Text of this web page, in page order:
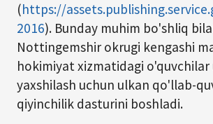
(https://
2016). Bunday muhim bo'shliq
Nottingemshir okrugi kengashi
hokimiyat xizmatidagi o'quvchilar
yaxshilash uchun ulkan qo'llab-
qiyinchilik dasturini boshladi.